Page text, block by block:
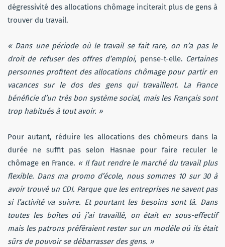
dégressivité des allocations chômage inciterait plus de gens à
trouver du travail.
« Dans une période où le travail se fait rare, on n’a pas le
droit de refuser des offres d’emploi, pense-t-elle. Certaines
personnes profitent des allocations chômage pour partir en
vacances sur le dos des gens qui travaillent. La France
bénéficie d’un très bon système social, mais les Français sont
trop habitués à tout avoir. »
Pour autant, réduire les allocations des chômeurs dans la
durée ne suffit pas selon Hasnae pour faire reculer le
chômage en France. « Il faut rendre le marché du travail plus
flexible. Dans ma promo d’école, nous sommes 10 sur 30 à
avoir trouvé un CDI. Parque que les entreprises ne savent pas
si l’activité va suivre. Et pourtant les besoins sont là. Dans
toutes les boîtes où j’ai travaillé, on était en sous-effectif
mais les patrons préféraient rester sur un modèle où ils était
sûrs de pouvoir se débarrasser des gens. »